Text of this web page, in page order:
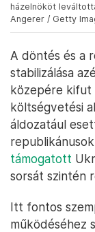
házelnököt
Angerer / Getty
A döntés és a
stabilizálása
közepére kifut
költségvetési
áldozatául
támogatott
sorsát szintén
Itt fontos
működéséhez